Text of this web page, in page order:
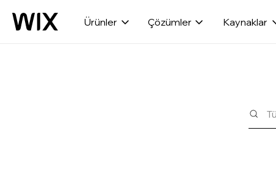
Ürünler Çözümler Kaynaklar